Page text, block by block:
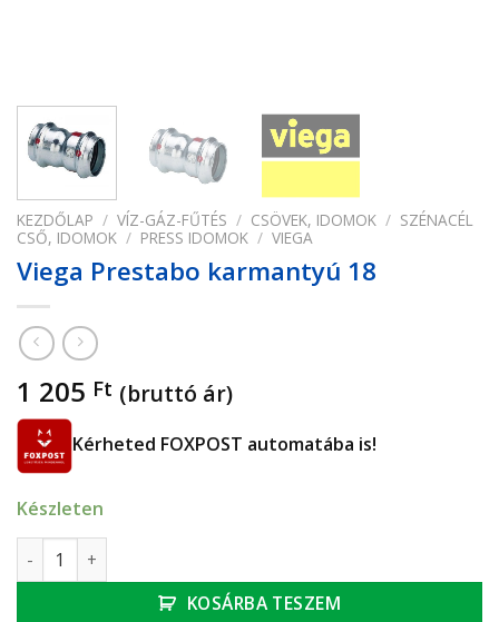
KEZDŐLAP / VÍZ-GÁZ-FŰTÉS / CSÖVEK, IDOMOK / SZÉNACÉL
CSŐ, IDOMOK / PRESS IDOMOK / VIEGA
Viega Prestabo karmantyú 18
1 205 Ft (bruttó ár)
Kérheted FOXPOST automatába is!
Készleten
Viega Prestabo karmantyú 18 mennyiség
KOSÁRBA TESZEM